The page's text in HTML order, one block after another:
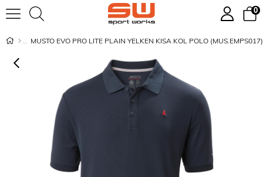
0
MUSTO EVO PRO LITE PLAIN YELKEN KISA KOL POLO (MUS.EMPS017)